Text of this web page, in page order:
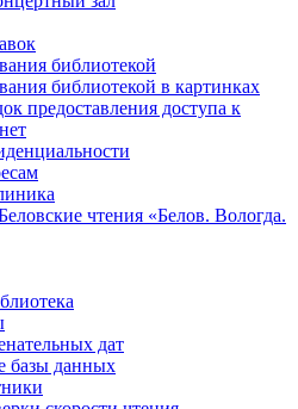
библиотекой
библиотекой в картинках
предоставления доступа к
чтения «Белов. Вологда.
дат
базы данных